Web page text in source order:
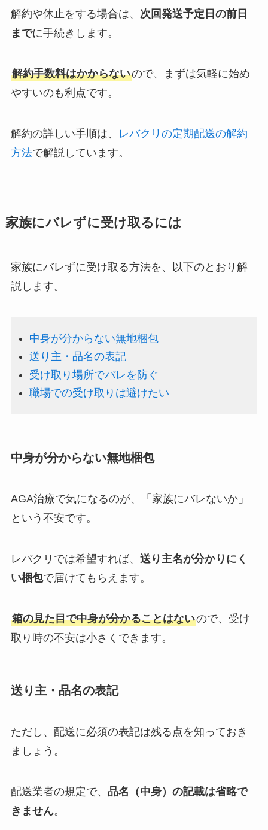
解約や休止をする場合は、 次回発送予定日の前日
までに手続きします。
解約手数料はかからないので、まずは気軽に始め
やすいのも利点です。
解約の詳しい手順は、
レバクリの定期配送の解約
方法で解説しています。
家族にバレずに受け取るには
家族にバレずに受け取る方法を、以下のとおり解
説します。
中身が分からない無地梱包
送り主・品名の表記
受け取り場所でバレを防ぐ
職場での受け取りは避けたい
中身が分からない無地梱包
AGA治療で気になるのが、「家族にバレないか」
という不安です。
レバクリでは希望すれば、 送り主名が分かりにく
い梱包で届けてもらえます。
箱の見た目で中身が分かることはないので、受け
取り時の不安は小さくできます。
送り主・品名の表記
ただし、配送に必須の表記は残る点を知っておき
ましょう。
配送業者の規定で、 品名（中身）の記載は省略で
きません。